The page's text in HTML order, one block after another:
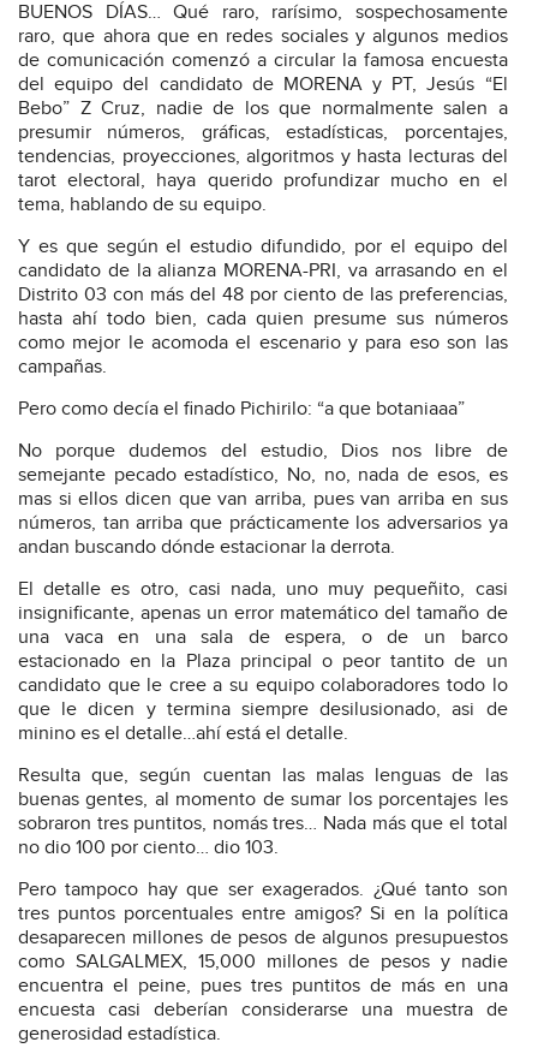
BUENOS DÍAS… Qué raro, rarísimo, sospechosamente
raro, que ahora que en redes sociales y algunos medios
de comunicación comenzó a circular la famosa encuesta
del equipo del candidato de MORENA y PT, Jesús “El
Bebo” Z Cruz, nadie de los que normalmente salen a
presumir números, gráficas, estadísticas, porcentajes,
tendencias, proyecciones, algoritmos y hasta lecturas del
tarot electoral, haya querido profundizar mucho en el
tema, hablando de su equipo.
Y es que según el estudio difundido, por el equipo del
candidato de la alianza MORENA-PRI, va arrasando en el
Distrito 03 con más del 48 por ciento de las preferencias,
hasta ahí todo bien, cada quien presume sus números
como mejor le acomoda el escenario y para eso son las
campañas.
Pero como decía el finado Pichirilo: “a que botaniaaa”
No porque dudemos del estudio, Dios nos libre de
semejante pecado estadístico, No, no, nada de esos, es
mas si ellos dicen que van arriba, pues van arriba en sus
números, tan arriba que prácticamente los adversarios ya
andan buscando dónde estacionar la derrota.
El detalle es otro, casi nada, uno muy pequeñito, casi
insignificante, apenas un error matemático del tamaño de
una vaca en una sala de espera, o de un barco
estacionado en la Plaza principal o peor tantito de un
candidato que le cree a su equipo colaboradores todo lo
que le dicen y termina siempre desilusionado, asi de
minino es el detalle…ahí está el detalle.
Resulta que, según cuentan las malas lenguas de las
buenas gentes, al momento de sumar los porcentajes les
sobraron tres puntitos, nomás tres… Nada más que el total
no dio 100 por ciento… dio 103.
Pero tampoco hay que ser exagerados. ¿Qué tanto son
tres puntos porcentuales entre amigos? Si en la política
desaparecen millones de pesos de algunos presupuestos
como SALGALMEX, 15,000 millones de pesos y nadie
encuentra el peine, pues tres puntitos de más en una
encuesta casi deberían considerarse una muestra de
generosidad estadística.